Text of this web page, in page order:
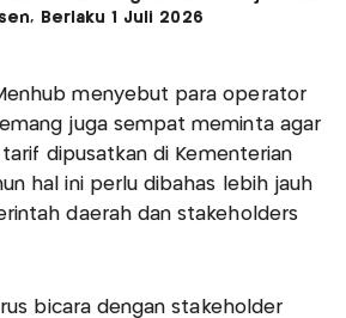
Berlaku 1 Juli 2026
menyebut para operator
juga sempat meminta agar
dipusatkan di Kementerian
hal ini perlu dibahas lebih jauh
daerah dan stakeholders
bicara dengan stakeholder